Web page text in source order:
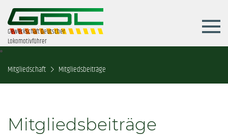
Gewerkschaft Deutscher
Lokomotivführer
Mitgliedschaft Mitgliedsbeiträge
Mitgliedsbeiträge